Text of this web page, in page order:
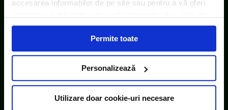
accesarea informațiilor de pe site sau pentru a vă oferi
acești identificatori online sunt plasați de către ECOTIC
(cookie-uri primare), alții sunt cookie-uri dintr-un domeniu
diferit de domeniul site-ului web pe care îl vizitați (cookie-
uri terțe). Găsiți în ferestrele Detalii și Despre informații
consimțământul cu privire la acestea.
Permite toate
Personalizează
Utilizare doar cookie-uri necesare